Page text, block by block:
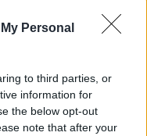
Personal
to third parties, or
information for
the below opt-out
note that after your